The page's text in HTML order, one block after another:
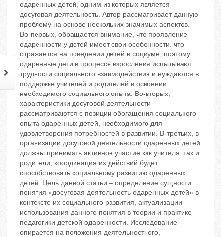
одаренных детей, одним из которых является
досуговая деятельность. Автор рассматривает данную
проблему на основе нескольких значимых аспектов.
Во-первых, обращается внимание, что проявление
одаренности у детей имеет свои особенности, что
отражается на поведении детей в социуме; поэтому
одаренные дети в процессе взросления испытывают
трудности социального взаимодействия и нуждаются в
поддержке учителей и родителей в освоении
необходимого социального опыта. Во-вторых,
характеристики досуговой деятельности
рассматриваются с позиции обогащения социального
опыта одаренных детей, необходимого для
удовлетворения потребностей в развитии. В-третьих, в
организации досуговой деятельности одаренных детей
должны принимать активное участие как учителя, так и
родители, координация их действий будет
способствовать социальному развитию одаренных
детей. Цель данной статьи – определение сущности
понятия «досуговая деятельность одаренных детей» в
контексте их социального развития, актуализации
использования данного понятия в теории и практике
педагогики детской одаренности. Исследование
опирается на положения деятельностного,